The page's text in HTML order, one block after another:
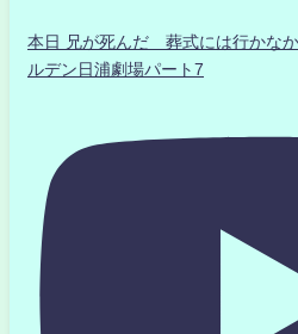
本日 兄が死んだ 葬式には行かな
ルデン日浦劇場パート7